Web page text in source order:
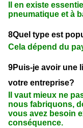
Il en existe
pneumatique et à
8Quel type est
Cela dépend du
9Puis-je avoir une
votre entreprise?
Il vaut mieux ne
nous fabriquons,
vous avez besoin
conséquence.